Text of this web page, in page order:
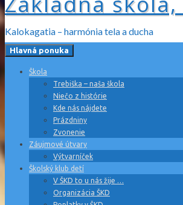
Kalokagatia – harmónia tela a ducha
Hlavná ponuka
Škola
Trebiška – naša škola
Niečo z histórie
Kde nás nájdete
Prázdniny
Zvonenie
Záujmové útvary
Výtvarníček
Školský klub detí
V ŠKD to u nás žije …
Organizácia ŠKD